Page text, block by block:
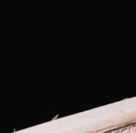
DOVANŲ KUPONAS
BILIETAI IR NUOLAIDOS
INFORMACIJA